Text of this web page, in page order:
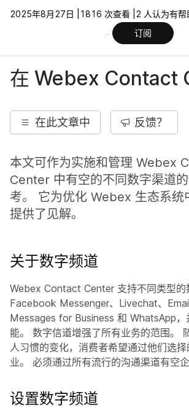
2025年8月27日 | 1816 次查看 |
2 人认为有帮
订阅
在 Webex Contact
在此文章中 反馈？
本文可作为实施和管理 Webex
Center 中有空的不同数字渠道
考。 它为优化 Webex 生态系统
提供了见解。
关于数字频道
Webex Contact Center 支持不同类型的
Facebook Messenger、Livechat、
Messages for Business 和 WhatsApp，
能。 数字信道增强了所有业务的范围。
人习惯的变化，消费者希望通过他们选
业。 必须通过所有流行的沟通渠道有空企
设置数字频道